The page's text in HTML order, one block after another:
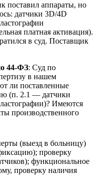
поставил аппараты, но
датчики 3D/4D
платная активация).
в суд. Поставщик
44-ФЗ: Суд по
в нашем
ли поставленные
(п. 2.1 — датчики
Имеются
производственного
(выезд в больницу)
проверку
функциональное
проверку наличия